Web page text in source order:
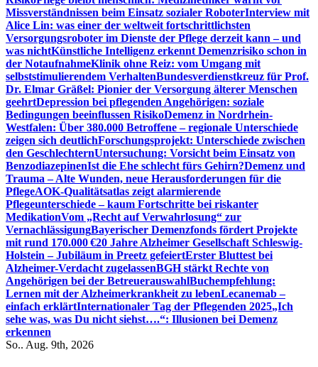
Missverständnissen beim Einsatz sozialer RoboterInterview mit
Alice Lin: was einer der weltweit fortschrittlichsten
Versorgungsroboter im Dienste der Pflege derzeit kann – und
was nichtKünstliche Intelligenz erkennt Demenzrisiko schon in
der NotaufnahmeKlinik ohne Reiz: vom Umgang mit
selbststimulierendem VerhaltenBundesverdienstkreuz für Prof.
Dr. Elmar Gräßel: Pionier der Versorgung älterer Menschen
geehrtDepression bei pflegenden Angehörigen: soziale
Bedingungen beeinflussen RisikoDemenz in Nordrhein-
Westfalen: Über 380.000 Betroffene – regionale Unterschiede
zeigen sich deutlichForschungsprojekt: Unterschiede zwischen
den GeschlechternUntersuchung: Vorsicht beim Einsatz von
BenzodiazepinenIst die Ehe schlecht fürs Gehirn?Demenz und
Trauma – Alte Wunden, neue Herausforderungen für die
PflegeAOK-Qualitätsatlas zeigt alarmierende
Pflegeunterschiede – kaum Fortschritte bei riskanter
MedikationVom „Recht auf Verwahrlosung“ zur
VernachlässigungBayerischer Demenzfonds fördert Projekte
mit rund 170.000 €20 Jahre Alzheimer Gesellschaft Schleswig-
Holstein – Jubiläum in Preetz gefeiertErster Bluttest bei
Alzheimer-Verdacht zugelassenBGH stärkt Rechte von
Angehörigen bei der BetreuerauswahlBuchempfehlung:
Lernen mit der Alzheimerkrankheit zu lebenLecanemab –
einfach erklärtInternationaler Tag der Pflegenden 2025„Ich
sehe was, was Du nicht siehst….“: Illusionen bei Demenz
erkennen
So.. Aug. 9th, 2026